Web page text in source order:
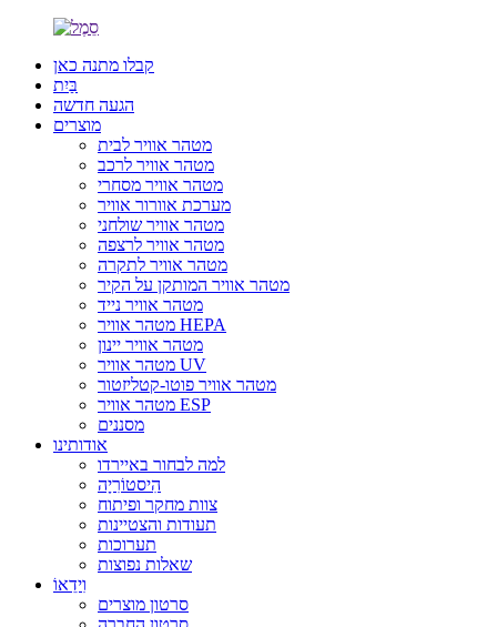
קבלו מתנה כאן
בַּיִת
הגעה חדשה
מוצרים
מטהר אוויר לבית
מטהר אוויר לרכב
מטהר אוויר מסחרי
מערכת אוורור אוויר
מטהר אוויר שולחני
מטהר אוויר לרצפה
מטהר אוויר לתקרה
מטהר אוויר המותקן על הקיר
מטהר אוויר נייד
מטהר אוויר HEPA
מטהר אוויר יינון
מטהר אוויר UV
מטהר אוויר פוטו-קטליזטור
מטהר אוויר ESP
מסננים
אודותינו
למה לבחור באיירדו
הִיסטוֹרִיָה
צוות מחקר ופיתוח
תעודות והצטיינות
תערוכות
שאלות נפוצות
וִידֵאוֹ
סרטון מוצרים